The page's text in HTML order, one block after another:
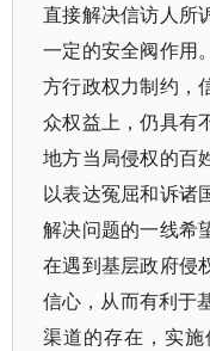
直接解决信访人所
一定的安全阀作用
方行政权力制约，
众权益上，仍具有
地方当局侵权的百
以表达冤屈和诉诸
解决问题的一线希
在遇到基层政府侵
信心，从而有利于
渠道的存在，实